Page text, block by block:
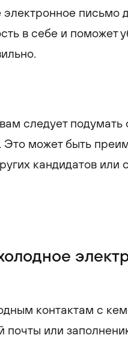
письмо
в себе и поможет
следует
Это может быть
кандидатов или
контактам с
почты или